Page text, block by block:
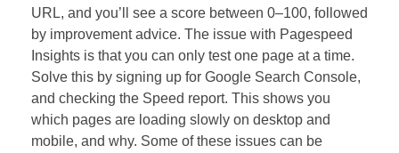
URL, and you’ll see a score between 0–100, followed
by improvement advice. The issue with Pagespeed
Insights is that you can only test one page at a time.
Solve this by signing up for Google Search Console,
and checking the Speed report. This shows you
which pages are loading slowly on desktop and
mobile, and why. Some of these issues can be